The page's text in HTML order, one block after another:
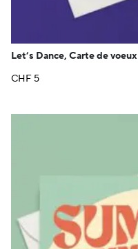
Let’s Dance, Carte de voeux
CHF 5